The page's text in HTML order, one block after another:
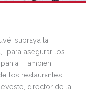
subraya la
“para asegurar los
También
los restaurantes
director de la